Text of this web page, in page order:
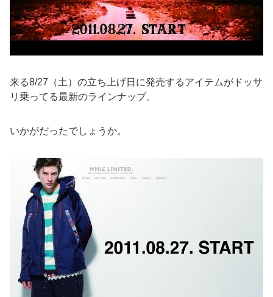
来る8/27（土）の立ち上げ日に発売するアイテムがドッサ
リ乗ってる最新のラインナップ。
いかがだったでしょうか。